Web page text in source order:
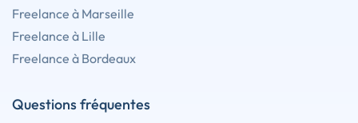
Freelance à Marseille
Freelance à Lille
Freelance à Bordeaux
Questions fréquentes